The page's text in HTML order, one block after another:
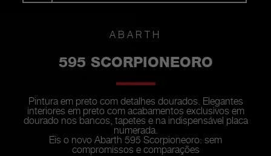
ABARTH
595 SCORPIONEORO
Pintura em preto com detalhes dourados. Elegantes
interiores em preto com acabamentos exclusivos em
dourado nos bancos, tapetes e na indispensável placa
numerada.
Eis o novo Abarth 595 Scorpioneoro: sem
compromissos e comparações